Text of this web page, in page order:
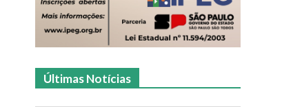
Últimas Notícias